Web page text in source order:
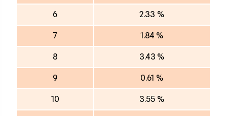
6 2.33 %
7 1.84 %
8 3.43 %
9 0.61 %
10 3.55 %